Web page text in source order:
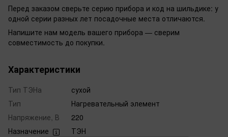
Перед заказом сверьте серию прибора и код на шильдике: у
одной серии разных лет посадочные места отличаются.
Напишите нам модель вашего прибора — сверим
совместимость до покупки.
Характеристики
Тип ТЭНа
сухой
Тип
Нагревательный элемент
Напряжение, В
220
Назначение
ТЭН